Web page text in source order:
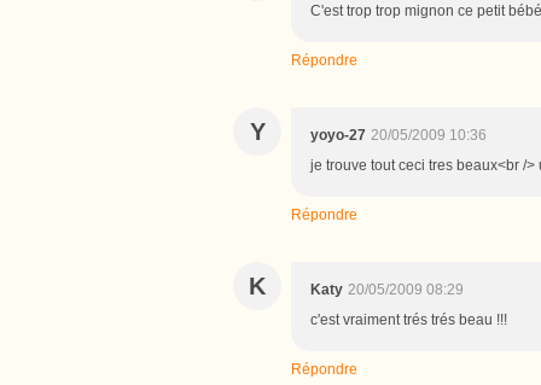
C'est trop trop mignon ce petit
Répondre
Y yoyo-27 20/05/2009 10:36
je trouve tout ceci tres beaux<br />
Répondre
K Katy 20/05/2009 08:29
c'est vraiment trés trés beau !!!
Répondre